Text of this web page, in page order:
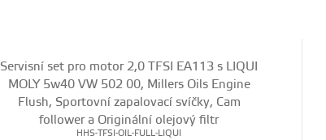
Servisní set pro motor 2,0 TFSI EA113 s LIQUI
MOLY 5w40 VW 502 00, Millers Oils Engine
Flush, Sportovní zapalovací svíčky, Cam
follower a Originální olejový filtr
HHS-TFSI-OIL-FULL-LIQUI